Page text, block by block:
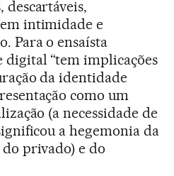
descartáveis,
intimidade e
Para o ensaísta
digital “tem implicações
da identidade
como um
(a necessidade de
a hegemonia da
privado) e do